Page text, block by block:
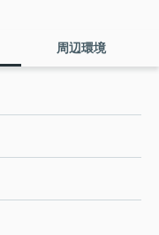
周辺環境